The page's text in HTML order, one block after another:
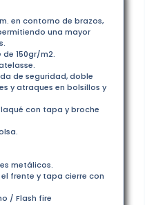
en contorno de brazos,
una mayor
150gr/m2.
de seguridad, doble
y atraques en bolsillos y
con tapa y broche
metálicos.
frente y tapa cierre con
/ Flash fire